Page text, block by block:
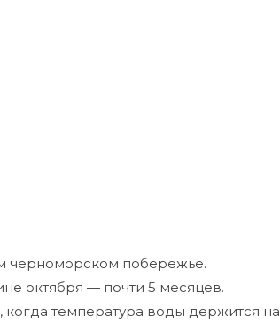
черноморском побережье.
октября — почти 5 месяцев.
температура воды держится на